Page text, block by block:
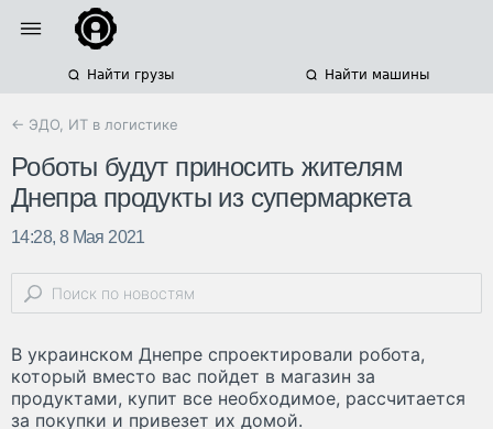
Найти грузы Найти машины
← ЭДО, ИТ в логистике
Роботы будут приносить жителям
Днепра продукты из супермаркета
14:28, 8 Мая 2021
В украинском Днепре спроектировали робота,
который вместо вас пойдет в магазин за
продуктами, купит все необходимое, рассчитается
за покупки и привезет их домой.